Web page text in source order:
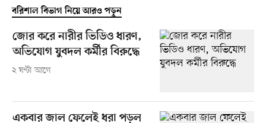
বরিশাল বিভাগ নিয়ে আরও পড়ুন
জোর করে নারীর ভিডিও ধারণ,
অভিযোগ যুবদল কর্মীর বিরুদ্ধে
২ ঘণ্টা আগে
একবার জাল ফেলেই ধরা পড়ল